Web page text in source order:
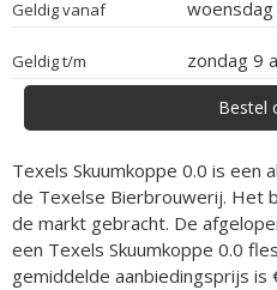
Geldig vanaf
Geldig t/m zondag 9
Bestel
Texels Skuumkoppe 0.0 is een
de Texelse Bierbrouwerij. Het
de markt gebracht. De
een Texels Skuumkoppe 0.0
gemiddelde aanbiedingsprijs is